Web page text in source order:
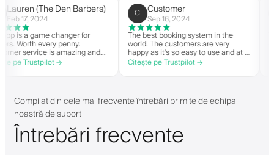
helpful.
L( Lauren (The Den Barbers)
Feb 17, 2024
The app is a game changer for
barbers. Worth every penny.
Customer service is amazing and
helps with everything or whatever
they need. Definitely recommend.
Citește pe Trustpilot →
C Customer
Sep 16, 2024
The best booking system in the
world. The customers are very
happy as it's so easy to use and at a
great price. Plus, you get your own
personalised app, which is good for
people offering a great booking
system.
Citește pe Trustpilot →
Compilat din cele mai frecvente întrebări primite de echipa
noastră de suport
Întrebări frecvente